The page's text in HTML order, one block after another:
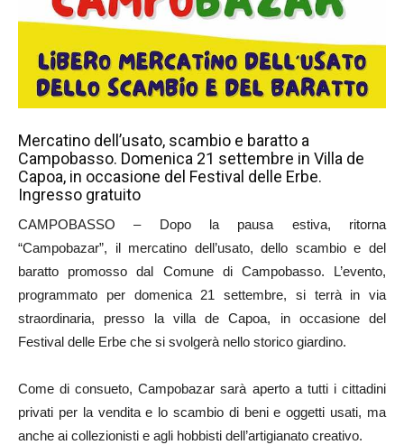
Mercatino dell’usato, scambio e baratto a
Campobasso. Domenica 21 settembre in Villa de
Capoa, in occasione del Festival delle Erbe.
Ingresso gratuito
CAMPOBASSO – Dopo la pausa estiva, ritorna
“Campobazar”, il mercatino dell’usato, dello scambio e del
baratto promosso dal Comune di Campobasso. L’evento,
programmato per domenica 21 settembre, si terrà in via
straordinaria, presso la villa de Capoa, in occasione del
Festival delle Erbe che si svolgerà nello storico giardino.
Come di consueto, Campobazar sarà aperto a tutti i cittadini
privati per la vendita e lo scambio di beni e oggetti usati, ma
anche ai collezionisti e agli hobbisti dell’artigianato creativo.